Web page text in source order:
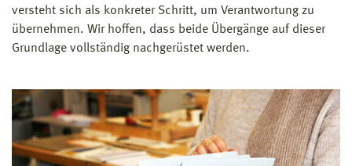
versteht sich als konkreter Schritt, um Verantwortung zu
übernehmen. Wir hoffen, dass beide Übergänge auf dieser
Grundlage vollständig nachgerüstet werden.